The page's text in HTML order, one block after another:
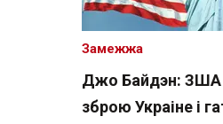
Джо Байдэн: ЗША
зброю Украіне і
Замежжа